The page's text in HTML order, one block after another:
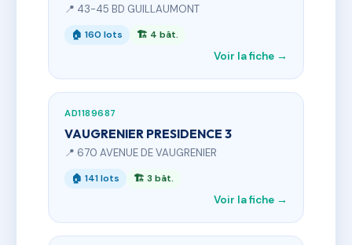
📍 43-45 BD GUILLAUMONT
🏠 160 lots 🏗 4 bât.
Voir la fiche →
AD1189687
VAUGRENIER PRESIDENCE 3
📍 670 AVENUE DE VAUGRENIER
🏠 141 lots 🏗 3 bât.
Voir la fiche →